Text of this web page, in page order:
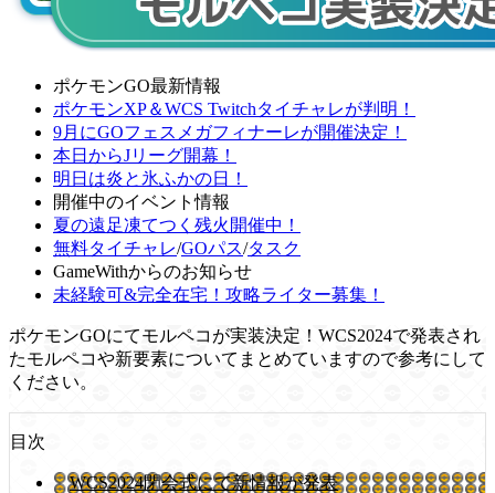
ポケモンGO最新情報
ポケモンXP＆WCS Twitchタイチャレが判明！
9月にGOフェスメガフィナーレが開催決定！
本日からJリーグ開幕！
明日は炎と氷ふかの日！
開催中のイベント情報
夏の遠足凍てつく残火開催中！
無料タイチャレ/GOパス/タスク
GameWithからのお知らせ
未経験可&完全在宅！攻略ライター募集！
ポケモンGOにてモルペコが実装決定！WCS2024で発表され
たモルペコや新要素についてまとめていますので参考にして
ください。
目次
WCS2024閉会式にて新情報が発表